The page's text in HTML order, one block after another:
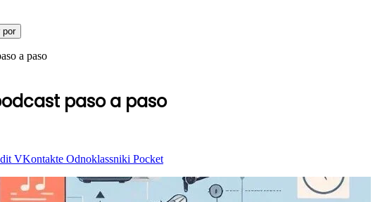
por
a paso
paso a paso
VKontakte Odnoklassniki Pocket